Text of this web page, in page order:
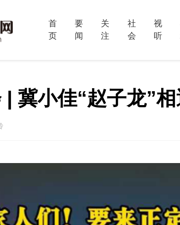
首
页
要
闻
关
注
社
会
视
听
| 冀小佳“赵子龙”